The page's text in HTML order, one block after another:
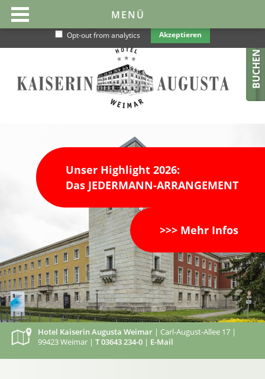
BUCHEN
Unser Highlight 2026:
Das JEDERMANN-ARRANGEMENT
>>> Mehr Infos
Hotel Kaiserin Augusta Weimar | Carl-August-Allee 17 |
99423 Weimar | T 03643 234-0 | E-Mail
Diese Website benutzt Cookies, um sie optimal und nutzerfreundlicher
zu gestalten. Wenn Sie die Website weiter nutzen gehen wir von Ihrem
Einverständnis aus.
Opt-out from analytics
Akzeptieren
MENÜ